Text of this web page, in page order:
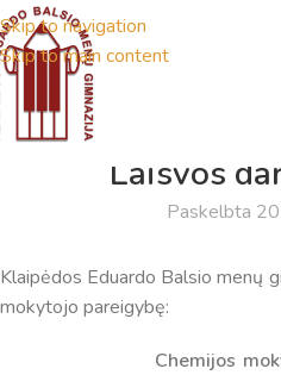
Skip to navigation
Skip to main content
Laisvos
Paskelbta
Klaipėdos Eduardo Balsio menų
mokytojo pareigybę:
Chemijos